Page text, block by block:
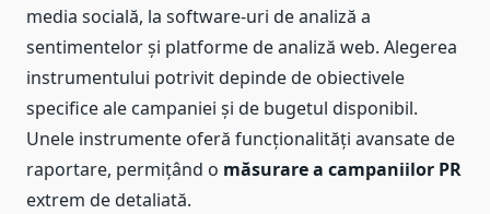
media socială, la software-uri de analiză a
sentimentelor și platforme de analiză web. Alegerea
instrumentului potrivit depinde de obiectivele
specifice ale campaniei și de bugetul disponibil.
Unele instrumente oferă funcționalități avansate de
raportare, permițând o măsurare a campaniilor PR
extrem de detaliată.